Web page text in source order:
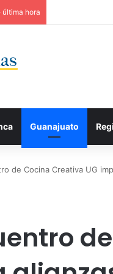
última hora
Guanajuato
de Cocina Creativa UG